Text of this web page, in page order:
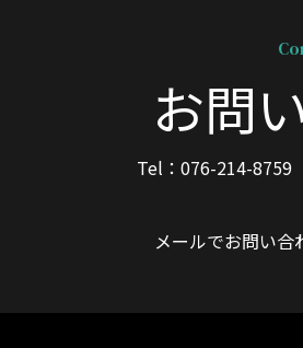
お問
Tel：076-214-8759
メールでお問い合